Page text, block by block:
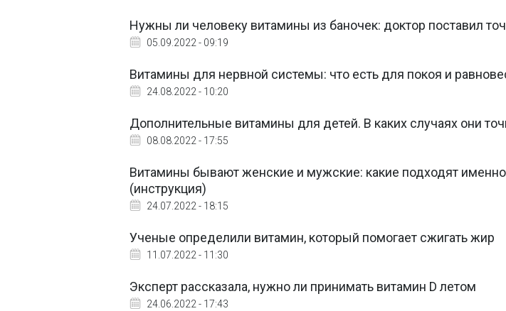
Нужны ли человеку витамины из баночек: доктор поставил
05.09.2022 - 09:19
Витамины для нервной системы: что есть для покоя и
24.08.2022 - 10:20
Дополнительные витамины для детей. В каких случаях они
08.08.2022 - 17:55
Витамины бывают женские и мужские: какие подходят
(инструкция)
24.07.2022 - 18:15
Ученые определили витамин, который помогает сжигать жир
11.07.2022 - 11:30
Эксперт рассказала, нужно ли принимать витамин D летом
24.06.2022 - 17:43